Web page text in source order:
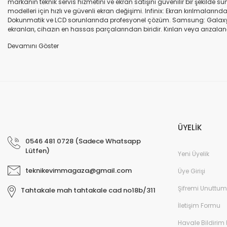
markanın teknik servis hizmetini ve ekran satışını güvenilir bir şekilde
modelleri için hızlı ve güvenli ekran değişimi. Infinix: Ekran
Dokunmatik ve LCD sorunlarında profesyonel çözüm. Samsung:
ekranları, cihazın en hassas parçalarından biridir. Kırılan veya
uyumlu olup olmadığına dikkat ediniz. HK-ZY-A.Kalite ekran: Daha
0546 481 0728 (Sadece Whatsapp
Lütfen)
teknikevimmagaza@gmail.com
Tahtakale mah tahtakale cad no18b/311
ÜYELİK
Yeni Üyelik
Üye Girişi
Şifremi Unuttum
İletişim Formu
Havale Bildirim